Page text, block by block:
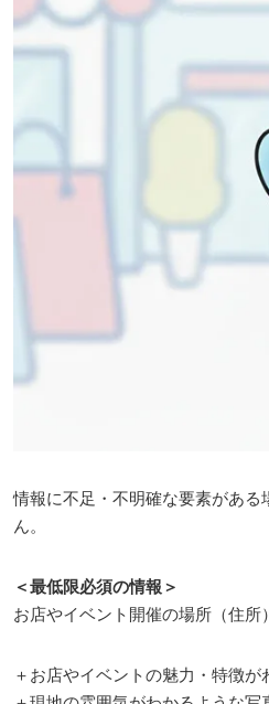
情報に不足・不明確な要素があ
ん。
＜最低限必須の情報＞
お店やイベント開催の場所（住
＋お店やイベントの魅力・特徴が